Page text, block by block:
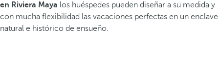
en Riviera Maya los huéspedes pueden diseñar a su medida y
con mucha flexibilidad las vacaciones perfectas en un enclave
natural e histórico de ensueño.